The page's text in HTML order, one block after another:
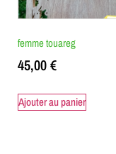
femme touareg
45,00€
Ajouter au panier